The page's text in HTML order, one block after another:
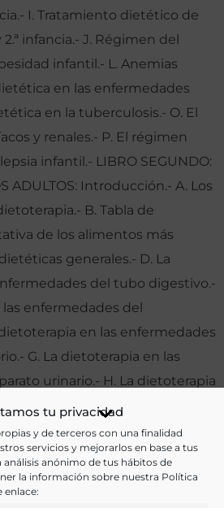
tu privacidad
y de terceros con una finalidad
servicios y mejorarlos en base a tus
anónimo de tus hábitos de
la información sobre nuestra Política
enlace:
I. Tratamiento dietético de
2.ª infancia.- J. Régimen del
infantil.- L. Anemias
en las enfermedades
en la tuberculosis.- O. El
y renales.- P. El régimen
infantil.- LIBRO SEGUNDO:
ADULTOS: Introducción.- A. Los
B. Tabla de
de los alimentos más
generales.- D. La
del tubo digestivo.-
enfermedades del
en las enfermedades
G. La dietoterapia en las
urinario.- H. La dietoterapia
del aparato circulatorio.- I. La
de la sangre y de
J. La dietoterapia de las
nervioso.- K. La